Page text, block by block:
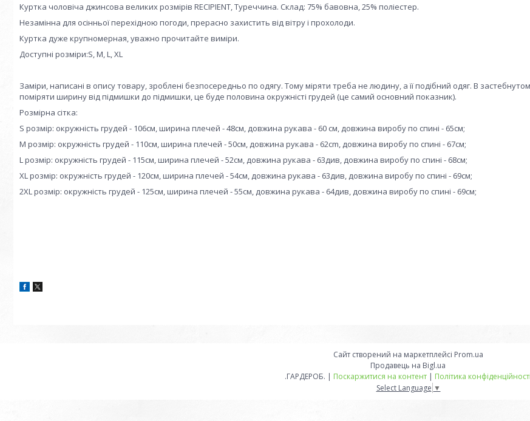
Куртка чоловіча джинсова великих розмірів RECIPIENT, Туреччина. Склад: 75% бавовна, 25% поліестер.
Незамінна для осінньої перехідною погоди, прерасно захистить від вітру і прохолоди.
Куртка дуже крупномерная, уважно прочитайте виміри.
Доступні розміри:S, M, L, XL
Заміри, написані в опису товару, зроблені безпосередньо по одягу. Тому міряти треба не людину, а її подібний одяг. В
поміряти ширину від підмишки до підмишки, це буде половина окружністі грудей (це самий основний показник).
Розмірна сітка:
S розмір: окружність грудей - 106см, ширина плечей - 48см, довжина рукава - 60 см, довжина виробу по спині - 65см;
M розмір: окружність грудей - 110см, ширина плечей - 50см, довжина рукава - 62cm, довжина виробу по спині - 67см;
L розмір: окружність грудей - 115см, ширина плечей - 52см, довжина рукава - 63див, довжина виробу по спині - 68см;
XL розмір: окружність грудей - 120см, ширина плечей - 54см, довжина рукава - 63див, довжина виробу по спині - 69см;
2XL розмір: окружність грудей - 125см, ширина плечей - 55см, довжина рукава - 64див, довжина виробу по спині - 69см;
Сайт створений на маркетплейсі Prom.ua
Продавець на Bigl.ua
.ГАРДЕРОБ. | Поскаржитися на контент | Політика конфіденційності
Select Language ▼